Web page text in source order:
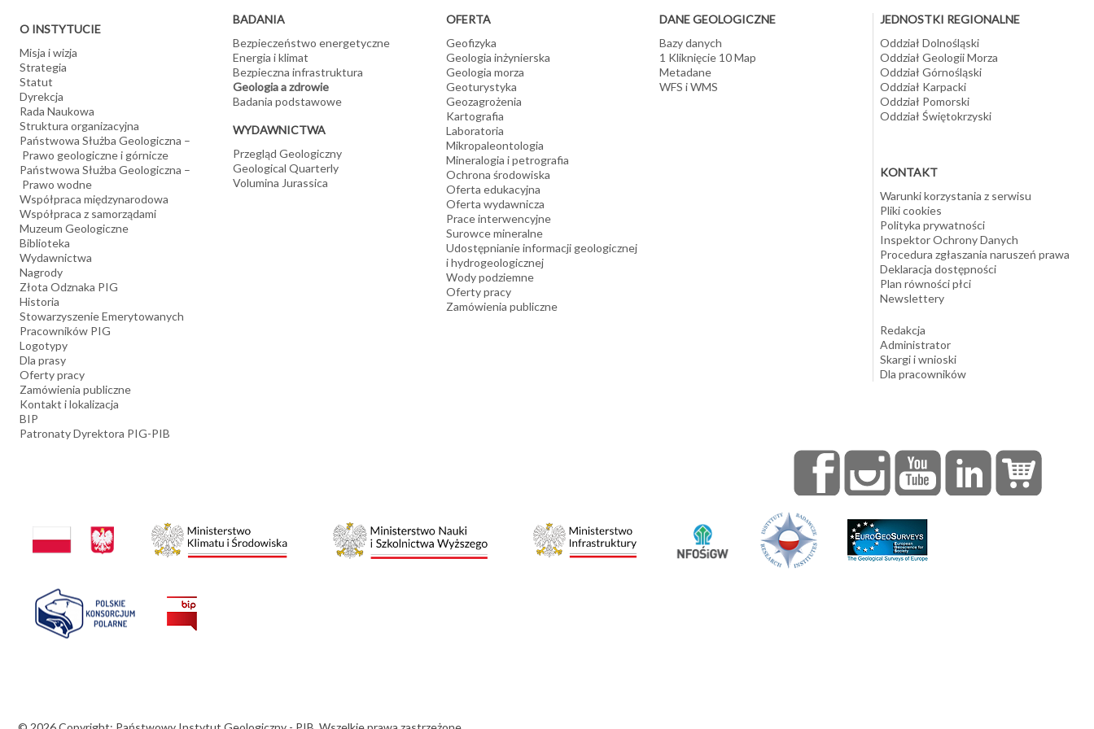
O INSTYTUCIE
Misja i wizja
Strategia
Statut
Dyrekcja
Rada Naukowa
Struktura organizacyjna
Państwowa Służba Geologiczna –
Prawo geologiczne i górnicze
Państwowa Służba Geologiczna –
Prawo wodne
Współpraca międzynarodowa
Współpraca z samorządami
Muzeum Geologiczne
Biblioteka
Wydawnictwa
Nagrody
Złota Odznaka PIG
Historia
Stowarzyszenie Emerytowanych
Pracowników PIG
Logotypy
Dla prasy
Oferty pracy
Zamówienia publiczne
Kontakt i lokalizacja
BIP
Patronaty Dyrektora PIG-PIB
BADANIA
Bezpieczeństwo energetyczne
Energia i klimat
Bezpieczna infrastruktura
Geologia a zdrowie
Badania podstawowe
WYDAWNICTWA
Przegląd Geologiczny
Geological Quarterly
Volumina Jurassica
OFERTA
Geofizyka
Geologia inżynierska
Geologia morza
Geoturystyka
Geozagrożenia
Kartografia
Laboratoria
Mikropaleontologia
Mineralogia i petrografia
Ochrona środowiska
Oferta edukacyjna
Oferta wydawnicza
Prace interwencyjne
Surowce mineralne
Udostępnianie informacji geologicznej
i hydrogeologicznej
Wody podziemne
Oferty pracy
Zamówienia publiczne
DANE GEOLOGICZNE
Bazy danych
1 Kliknięcie 10 Map
Metadane
WFS i WMS
JEDNOSTKI REGIONALNE
Oddział Dolnośląski
Oddział Geologii Morza
Oddział Górnośląski
Oddział Karpacki
Oddział Pomorski
Oddział Świętokrzyski
KONTAKT
Warunki korzystania z serwisu
Pliki cookies
Polityka prywatności
Inspektor Ochrony Danych
Procedura zgłaszania naruszeń prawa
Deklaracja dostępności
Plan równości płci
Newslettery
Redakcja
Administrator
Skargi i wnioski
Dla pracowników